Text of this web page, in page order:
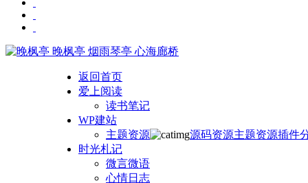
晚枫亭 烟雨琴亭 心海廊桥
返回首页
爱上阅读
读书笔记
WP建站
主题资源
源码资源主题资源插件
时光札记
微言微语
心情日志